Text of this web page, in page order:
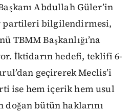
Abdullah Güler’in
partileri bilgilendirmesi,
TBMM Başkanlığı’na
İktidarın hedefi, teklifi 6-
geçirerek Meclis’i
ise hem içerik hem usul
doğan bütün haklarını